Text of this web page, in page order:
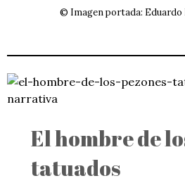
© Imagen portada: Eduardo
El hombre de
tatuados